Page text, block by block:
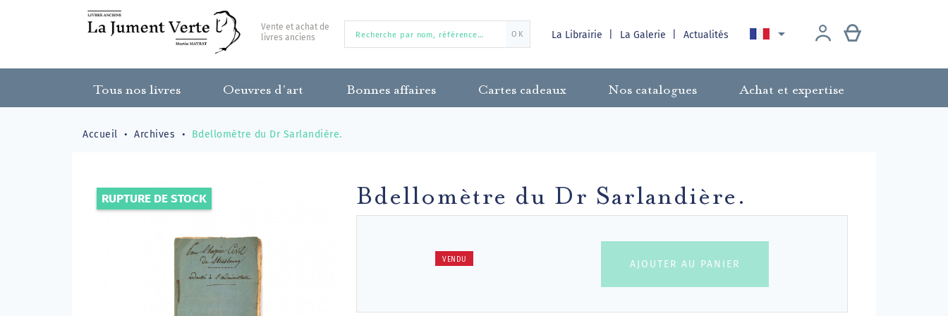
Vente et achat de
livres anciens
OK La Librairie La Galerie Actualités 
Tous nos livres Oeuvres d’art Bonnes affaires Cartes cadeaux Nos catalogues Achat et expertise
Accueil Archives Bdellomètre du Dr Sarlandière.
RUPTURE DE STOCK Bdellomètre du Dr Sarlandière.
VENDU AJOUTER AU PANIER